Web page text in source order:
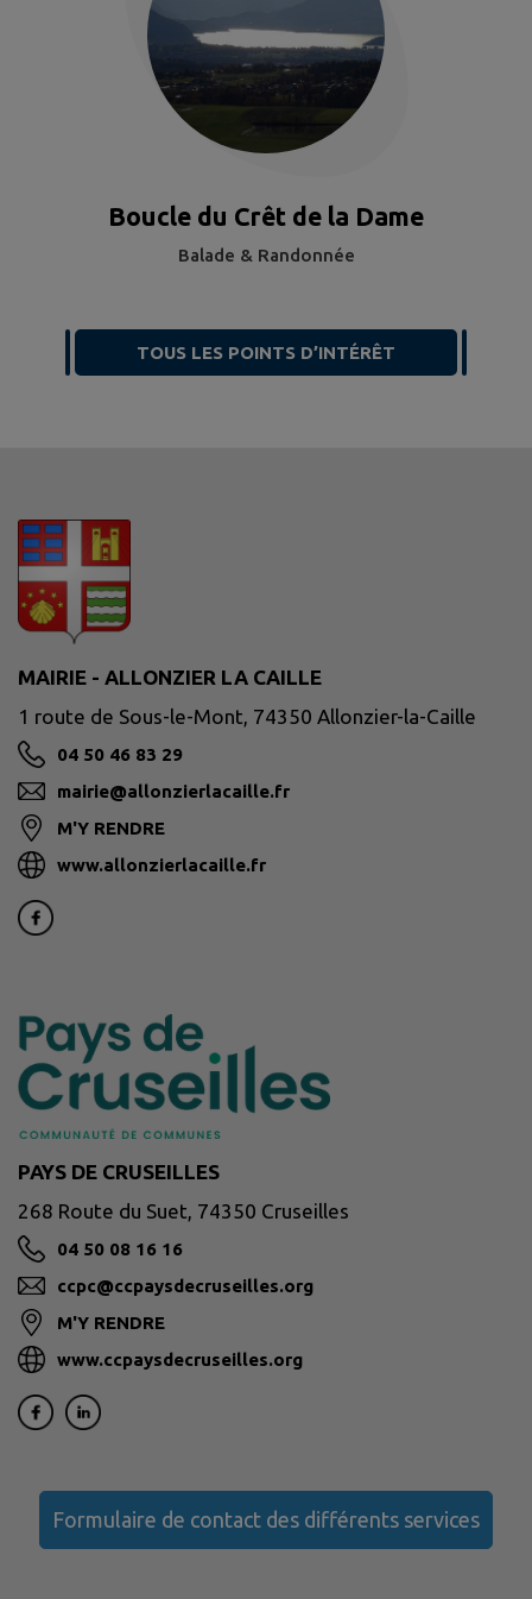
Boucle du Crêt de la Dame
Balade & Randonnée
TOUS LES POINTS D’INTÉRÊT
MAIRIE - ALLONZIER LA CAILLE
1 route de Sous-le-Mont, 74350 Allonzier-la-Caille
04 50 46 83 29
mairie@allonzierlacaille.fr
M'Y RENDRE
www.allonzierlacaille.fr
PAYS DE CRUSEILLES
268 Route du Suet, 74350 Cruseilles
04 50 08 16 16
ccpc@ccpaysdecruseilles.org
M'Y RENDRE
www.ccpaysdecruseilles.org
Formulaire de contact des différents services